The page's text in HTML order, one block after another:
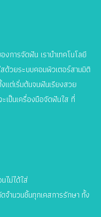
การจัดฟัน เรานำเทคโนโลยี
ด้วยระบบคอมพิวเตอร์สามมิติ
แต่เริ่มต้นจนฟันเรียงสวย
เป็นเครื่องมือจัดฟันใส ที่
ไม่ได้ใส่
จำนวนชิ้นทุกเคสการรักษา ทั้ง